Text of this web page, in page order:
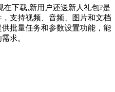
在下载,新用户还送新人礼包?是
支持视频、音频、图片和文档
批量任务和参数设置功能，能
求。